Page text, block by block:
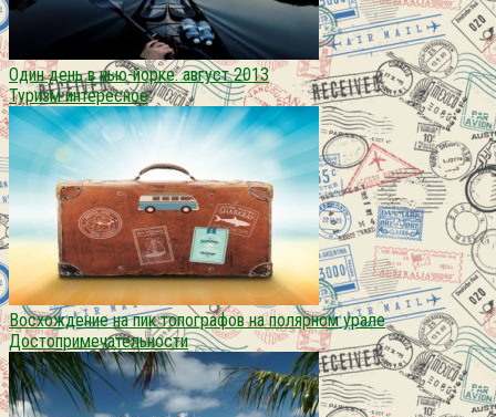
Один день в нью-йорке. август 2013
Туризм интересное
Восхождение на пик топографов на полярном урале
Достопримечательности